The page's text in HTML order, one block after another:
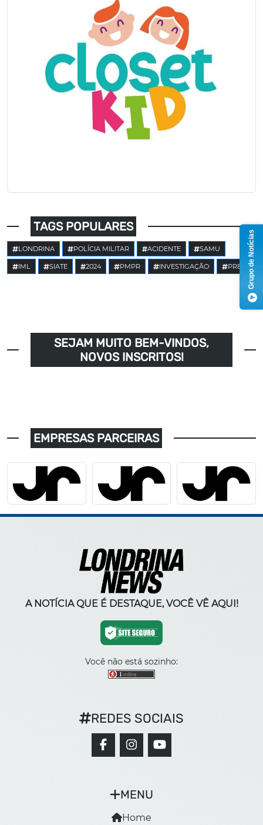
TAGS POPULARES
LONDRINA POLÍCIA MILITAR ACIDENTE SAMU
IML SIATE 2024 PMPR INVESTIGAÇÃO PRE
SEJAM MUITO BEM-VINDOS,
NOVOS INSCRITOS!
EMPRESAS PARCEIRAS
A NOTÍCIA QUE É DESTAQUE, VOCÊ VÊ AQUI!
Você não está sozinho:
MENU
Home
REDES SOCIAIS
Grupo de Notícias